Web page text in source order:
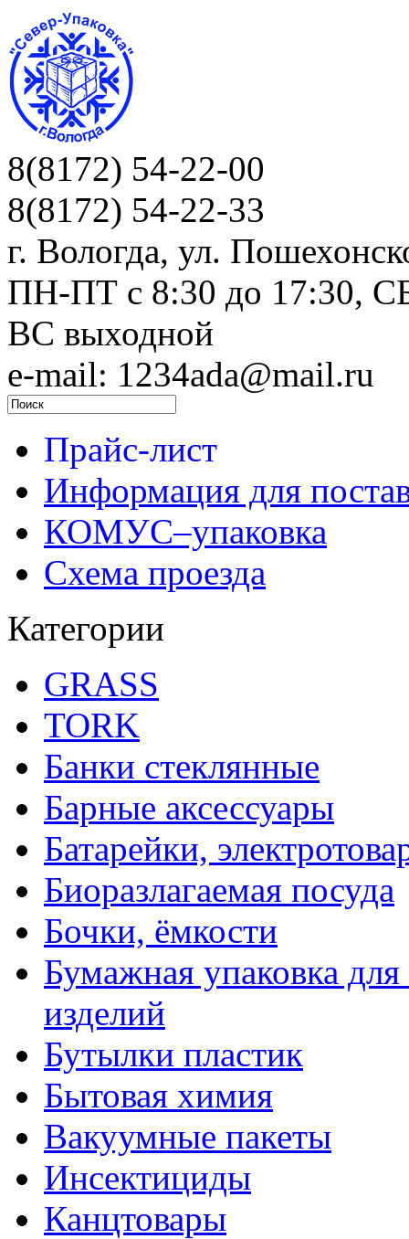
8(8172) 54-22-00
8(8172) 54-22-33
г. Вологда, ул.
ПН-ПТ c 8:30 до 17:30,
ВС выходной
e-mail: 1234ada@mail.ru
Прайс-лист
Информация для
КОМУС–упаковка
Схема проезда
Категории
GRASS
TORK
Банки стеклянные
Барные аксессуары
Батарейки,
Биоразлагаемая посуда
Бочки, ёмкости
Бумажная упаковка
изделий
Бутылки пластик
Бытовая химия
Вакуумные пакеты
Инсектициды
Канцтовары